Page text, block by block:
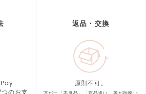
のお支
返品・交換
原則不可。